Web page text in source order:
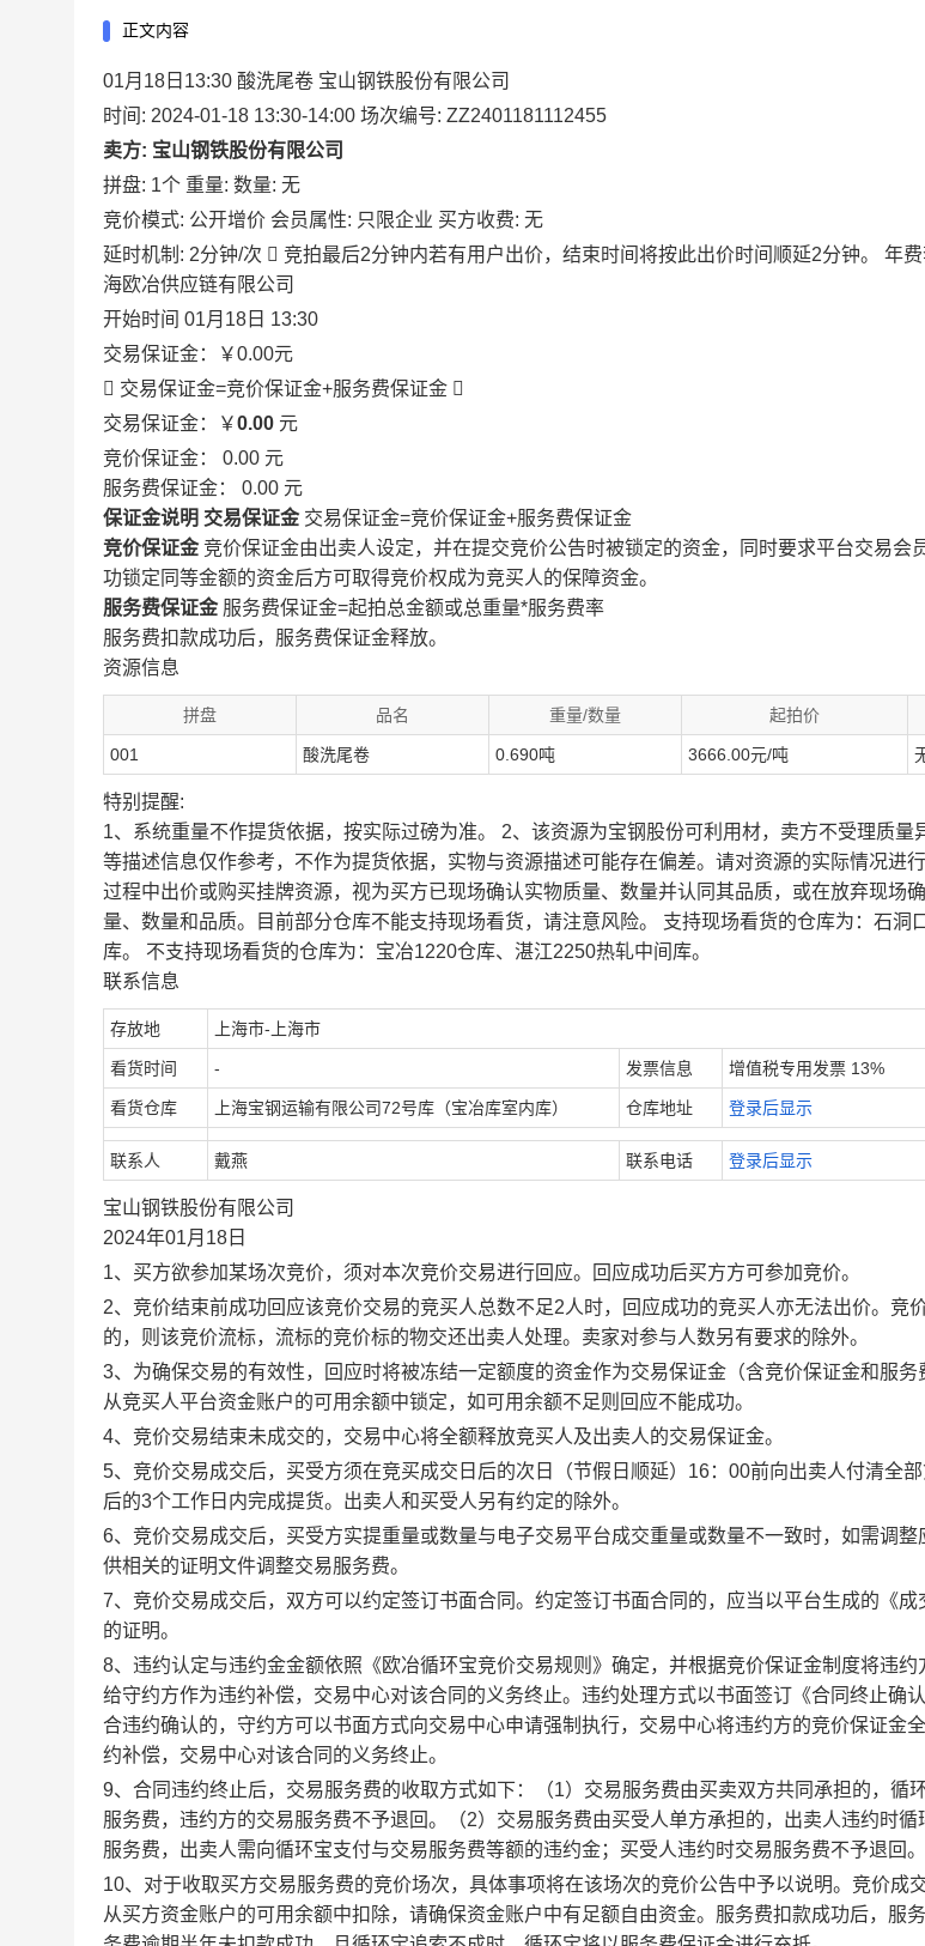
正文内容
01月18日13:30 酸洗尾卷 宝山钢铁股份有限公司
时间: 2024-01-18 13:30-14:00 场次编号: ZZ2401181112455
卖方: 宝山钢铁股份有限公司
拼盘: 1个 重量: 数量: 无
竞价模式: 公开增价 会员属性: 只限企业 买方收费: 无
延时机制: 2分钟/次  竞拍最后2分钟内若有用户出价，结束时间将按此出价时间顺延2分钟。 年
海欧冶供应链有限公司
开始时间 01月18日 13:30
交易保证金：
￥0.00元
 交易保证金=竞价保证金+服务费保证金 
交易保证金：￥0.00 元
竞价保证金： 0.00 元
服务费保证金： 0.00 元
保证金说明 交易保证金 交易保证金=竞价保证金+服务费保证金
竞价保证金 竞价保证金由出卖人设定，并在提交竞价公告时被锁定的资金，同时要求平台交易会
功锁定同等金额的资金后方可取得竞价权成为竞买人的保障资金。
服务费保证金 服务费保证金=起拍总金额或总重量*服务费率
服务费扣款成功后，服务费保证金释放。
资源信息
拼盘 品名 重量/数量 起拍价
001 酸洗尾卷 0.690吨 3666.00元/吨
特别提醒:
1、系统重量不作提货依据，按实际过磅为准。 2、该资源为宝钢股份可利用材，卖方不受理质量
等描述信息仅作参考，不作为提货依据，实物与资源描述可能存在偏差。请对资源的实际情况进
过程中出价或购买挂牌资源，视为买方已现场确认实物质量、数量并认同其品质，或在放弃现场
量、数量和品质。目前部分仓库不能支持现场看货，请注意风险。 支持现场看货的仓库为：石洞
库。 不支持现场看货的仓库为：宝冶1220仓库、湛江2250热轧中间库。
联系信息
存放地 上海市-上海市
看货时间 - 发票信息 增值税专用发票 13%
看货仓库 上海宝钢运输有限公司72号库（宝冶库室内库） 仓库地址 登录后显示
联系人 戴燕 联系电话 登录后显示
宝山钢铁股份有限公司
2024年01月18日
1、买方欲参加某场次竞价，须对本次竞价交易进行回应。回应成功后买方方可参加竞价。
2、竞价结束前成功回应该竞价交易的竞买人总数不足2人时，回应成功的竞买人亦无法出价。竞
的，则该竞价流标，流标的竞价标的物交还出卖人处理。卖家对参与人数另有要求的除外。
3、为确保交易的有效性，回应时将被冻结一定额度的资金作为交易保证金（含竞价保证金和服
从竞买人平台资金账户的可用余额中锁定，如可用余额不足则回应不能成功。
4、竞价交易结束未成交的，交易中心将全额释放竞买人及出卖人的交易保证金。
5、竞价交易成交后，买受方须在竞买成交日后的次日（节假日顺延）16：00前向出卖人付清全
后的3个工作日内完成提货。出卖人和买受人另有约定的除外。
6、竞价交易成交后，买受方实提重量或数量与电子交易平台成交重量或数量不一致时，如需调整
供相关的证明文件调整交易服务费。
7、竞价交易成交后，双方可以约定签订书面合同。约定签订书面合同的，应当以平台生成的《成
的证明。
8、违约认定与违约金金额依照《欧冶循环宝竞价交易规则》确定，并根据竞价保证金制度将违
给守约方作为违约补偿，交易中心对该合同的义务终止。违约处理方式以书面签订《合同终止确
合违约确认的，守约方可以书面方式向交易中心申请强制执行，交易中心将违约方的竞价保证金
约补偿，交易中心对该合同的义务终止。
9、合同违约终止后，交易服务费的收取方式如下：（1）交易服务费由买卖双方共同承担的，循
服务费，违约方的交易服务费不予退回。（2）交易服务费由买受人单方承担的，出卖人违约时
服务费，出卖人需向循环宝支付与交易服务费等额的违约金；买受人违约时交易服务费不予退回。
10、对于收取买方交易服务费的竞价场次，具体事项将在该场次的竞价公告中予以说明。竞价成
从买方资金账户的可用余额中扣除，请确保资金账户中有足额自由资金。服务费扣款成功后，服